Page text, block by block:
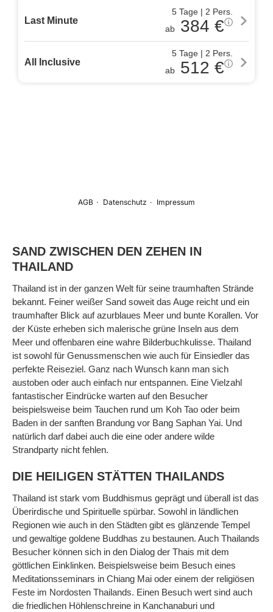
SAND ZWISCHEN DEN ZEHEN IN
THAILAND
Thailand ist in der ganzen Welt für seine traumhaften Strände
bekannt. Feiner weißer Sand soweit das Auge reicht und ein
traumhafter Blick auf azurblaues Meer und bunte Korallen. Vor
der Küste erheben sich malerische grüne Inseln aus dem
Meer und offenbaren eine wahre Bilderbuchkulisse. Thailand
ist sowohl für Genussmenschen wie auch für Einsiedler das
perfekte Reiseziel. Ganz nach Wunsch kann man sich
austoben oder auch einfach nur entspannen. Eine Vielzahl
fantastischer Eindrücke warten auf den Besucher
beispielsweise beim Tauchen rund um Koh Tao oder beim
Baden in der sanften Brandung vor Bang Saphan Yai. Und
natürlich darf dabei auch die eine oder andere wilde
Strandparty nicht fehlen.
DIE HEILIGEN STÄTTEN THAILANDS
Thailand ist stark vom Buddhismus geprägt und überall ist das
Überirdische und Spirituelle spürbar. Sowohl in ländlichen
Regionen wie auch in den Städten gibt es glänzende Tempel
und gewaltige goldene Buddhas zu bestaunen. Auch Thailands
Besucher können sich in den Dialog der Thais mit dem
göttlichen Einklinken. Beispielsweise beim Besuch eines
Meditationsseminars in Chiang Mai oder einem der religiösen
Feste im Nordosten Thailands. Einen Besuch wert sind auch
die friedlichen Höhlenschreine in Kanchanaburi und